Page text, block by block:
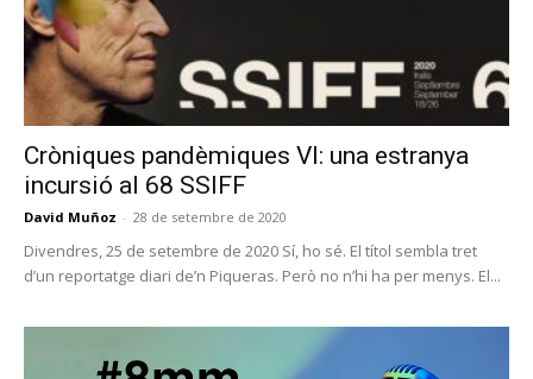
Cròniques pandèmiques VI: una estranya
incursió al 68 SSIFF
David Muñoz - 28 de setembre de 2020
Divendres, 25 de setembre de 2020 Sí, ho sé. El títol sembla tret
d’un reportatge diari de’n Piqueras. Però no n’hi ha per menys. El...